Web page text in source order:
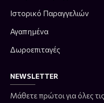
Ιστορικό Παραγγελιών
Αγαπημένα
Δωροεπιταγές
NEWSLETTER
Μάθετε πρώτοι για όλες